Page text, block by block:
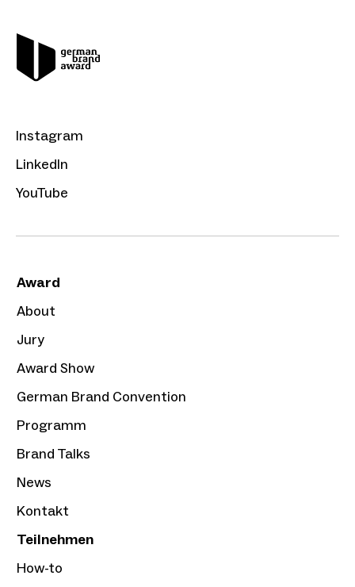
Instagram
LinkedIn
YouTube
Award
About
Jury
Award Show
German Brand Convention
Programm
Brand Talks
News
Kontakt
Teilnehmen
How-to